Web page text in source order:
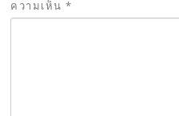
ความเห็น*